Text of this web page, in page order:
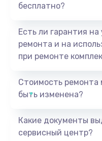
бесплатно?
Есть ли гарантия на
ремонта и на
при ремонте
Стоимость ремонта
быть изменена?
Какие документы
сервисный центр?